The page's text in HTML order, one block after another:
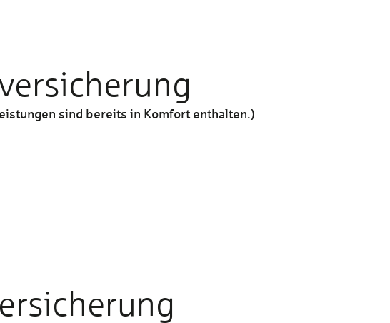
sind bereits in Komfort enthalten.)
€ 15 Mio. €